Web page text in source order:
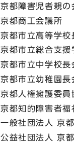
京都障害児者親の
京都商工会議所
京都市立高等学校
京都市立総合支援
京都市立中学校長
京都市立幼稚園長
京都人権擁護委員
京都知的障害者福
一般社団法人 京
公益社団法人 京